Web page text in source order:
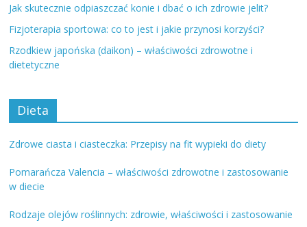
Jak skutecznie odpiaszczać konie i dbać o ich zdrowie jelit?
Fizjoterapia sportowa: co to jest i jakie przynosi korzyści?
Rzodkiew japońska (daikon) – właściwości zdrowotne i
dietetyczne
Dieta
Zdrowe ciasta i ciasteczka: Przepisy na fit wypieki do diety
Pomarańcza Valencia – właściwości zdrowotne i zastosowanie
w diecie
Rodzaje olejów roślinnych: zdrowie, właściwości i zastosowanie